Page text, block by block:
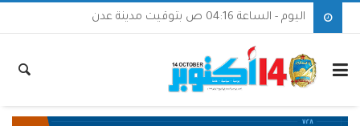
اليوم - الساعة 04:16 ص بتوقيت مدينة عدن